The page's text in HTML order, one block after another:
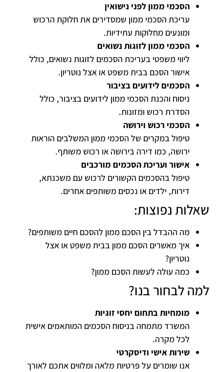
הסכמי ממון לפני נישואין
עריכת הסכמי ממון שמסדירים את חלוקת הרכוש
ומונעים מחלוקות עתידיות.
הסכמי ממון לזוגות נשואים
ליווי משפטי בעריכת הסכמים לזוגות נשואים, כולל
אישור הסכם בבית משפט או אצל נוטריון.
הסכמים לידועים בציבור
ניסוח והכנת הסכמי ממון לידועים בציבור, כולל
הסדרת רכוש ומזונות.
הסכמי רכוש וירושה
טיפול במקרים של הסכמי ממון המשלבים הוראות
ירושה, כמו דירה בירושה או רכוש משותף.
אישור ועריכת הסכמים מורכבים
טיפול בהסכמים הקשורים לרכוש עם משכנתא,
דירות, ילדים או נכסים משותפים אחרים.
שאלות נפוצות:
מה ההבדל בין הסכם ממון להסכם חיים משותפים?
איך מאשרים הסכם ממון בבית משפט או אצל
נוטריון?
כמה עולה לעשות הסכם ממון?
למה לבחור בנו?
מומחיות בתחום יחסי זוגיות
המשרד מתמחה בניסוח הסכמים המותאמים אישית
לכל מקרה.
שירות אישי ודיסקרטי
אנו שומרים על פרטיות מלאה ומלווים אתכם לאורך